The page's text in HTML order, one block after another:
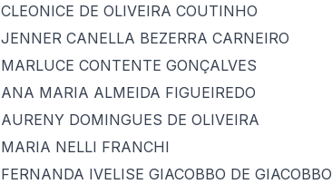
CLEONICE DE OLIVEIRA COUTINHO
JENNER CANELLA BEZERRA CARNEIRO
MARLUCE CONTENTE GONÇALVES
ANA MARIA ALMEIDA FIGUEIREDO
AURENY DOMINGUES DE OLIVEIRA
MARIA NELLI FRANCHI
FERNANDA IVELISE GIACOBBO DE GIACOBBO